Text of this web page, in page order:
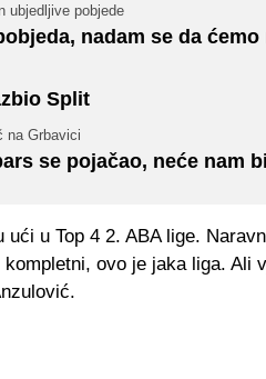
ubjedljive pobjede
nadam se da
Split
na Grbavici
se pojačao, neće nam
u Top 4 2. ABA lige.
ovo je jaka liga. Ali